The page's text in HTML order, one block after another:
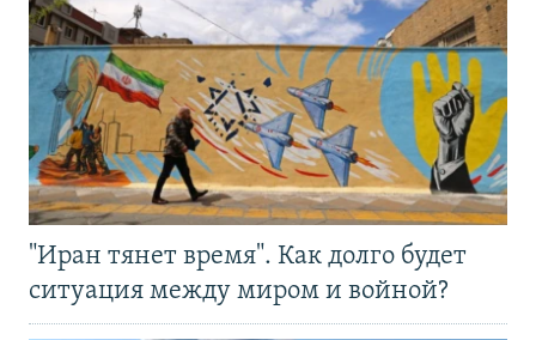
"Иран тянет время". Как долго будет
ситуация между миром и войной?